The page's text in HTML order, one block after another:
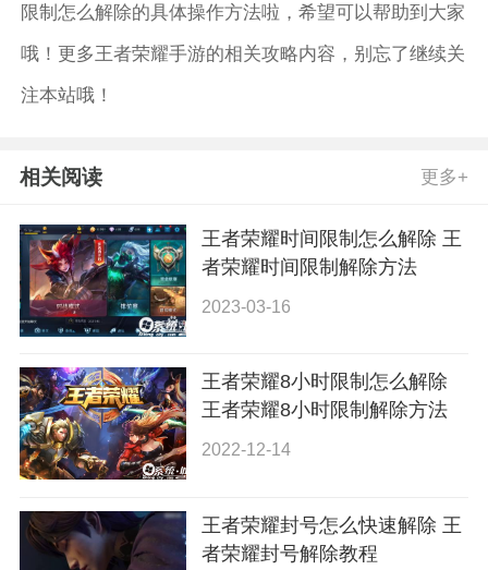
限制怎么解除的具体操作方法啦，希望可以帮助到大家
哦！更多王者荣耀手游的相关攻略内容，别忘了继续关
注本站哦！
相关阅读 更多+
王者荣耀时间限制怎么解除 王
者荣耀时间限制解除方法
2023-03-16
王者荣耀8小时限制怎么解除
王者荣耀8小时限制解除方法
2022-12-14
王者荣耀封号怎么快速解除 王
者荣耀封号解除教程